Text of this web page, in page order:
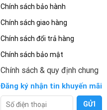
Chính sách bảo hành
Chính sách giao hàng
Chính sách đổi trả hàng
Chính sách bảo mật
Chính sách & quy định chung
Đăng ký nhận tin khuyến mãi